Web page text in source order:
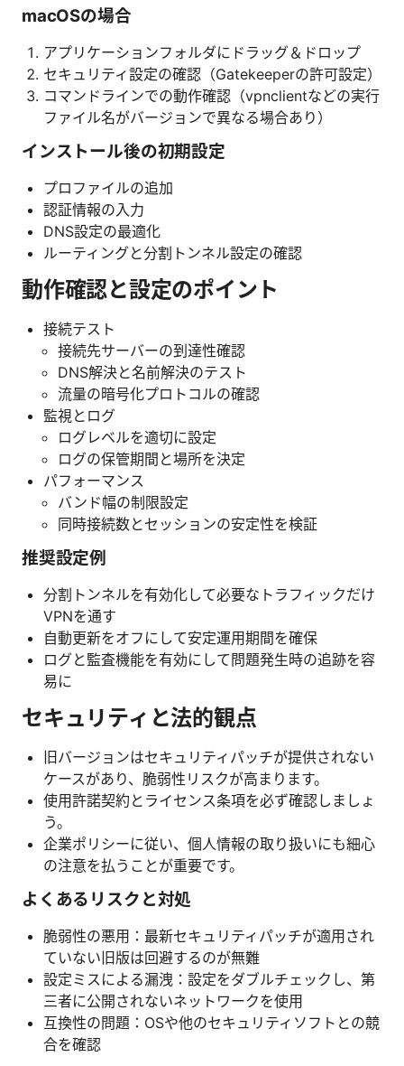
macOSの場合
アプリケーションフォルダにドラッグ＆ドロップ
セキュリティ設定の確認（Gatekeeperの許可設定）
コマンドラインでの動作確認（vpnclientなどの実行
ファイル名がバージョンで異なる場合あり）
インストール後の初期設定
プロファイルの追加
認証情報の入力
DNS設定の最適化
ルーティングと分割トンネル設定の確認
動作確認と設定のポイント
接続テスト
接続先サーバーの到達性確認
DNS解決と名前解決のテスト
流量の暗号化プロトコルの確認
監視とログ
ログレベルを適切に設定
ログの保管期間と場所を決定
パフォーマンス
バンド幅の制限設定
同時接続数とセッションの安定性を検証
推奨設定例
分割トンネルを有効化して必要なトラフィックだけ
VPNを通す
自動更新をオフにして安定運用期間を確保
ログと監査機能を有効にして問題発生時の追跡を容
易に
セキュリティと法的観点
旧バージョンはセキュリティパッチが提供されない
ケースがあり、脆弱性リスクが高まります。
使用許諾契約とライセンス条項を必ず確認しましょ
う。
企業ポリシーに従い、個人情報の取り扱いにも細心
の注意を払うことが重要です。
よくあるリスクと対処
脆弱性の悪用：最新セキュリティパッチが適用され
ていない旧版は回避するのが無難
設定ミスによる漏洩：設定をダブルチェックし、第
三者に公開されないネットワークを使用
互換性の問題：OSや他のセキュリティソフトとの競
合を確認